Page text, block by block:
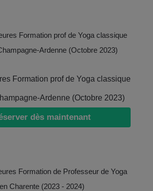
Formation prof de Yoga classique
Ardenne (Octobre 2023)
dès maintenant